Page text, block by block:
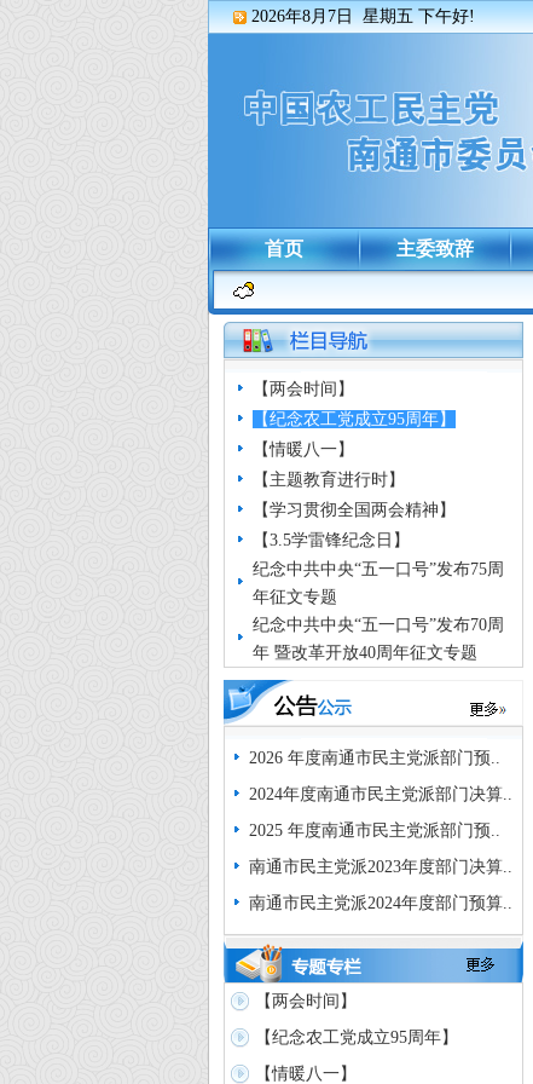
2026年8月7日 星期五下午好!
首页 主委致辞
【两会时间】
【纪念农工党成立95周年】
【情暖八一】
【主题教育进行时】
【学习贯彻全国两会精神】
【3.5学雷锋纪念日】
纪念中共中央“五一口号”发布75周
年征文专题
纪念中共中央“五一口号”发布70周
年 暨改革开放40周年征文专题
2026 年度南通市民主党派部门预..
2024年度南通市民主党派部门决算..
2025 年度南通市民主党派部门预..
南通市民主党派2023年度部门决算..
南通市民主党派2024年度部门预算..
【两会时间】
【纪念农工党成立95周年】
【情暖八一】